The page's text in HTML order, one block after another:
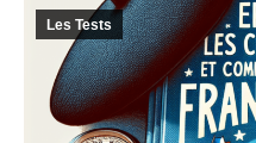
Les Tests